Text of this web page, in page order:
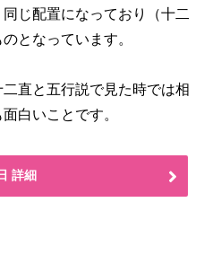
じ配置になっており（十二
となっています。
直と五行説で見た時では相
白いことです。
詳細